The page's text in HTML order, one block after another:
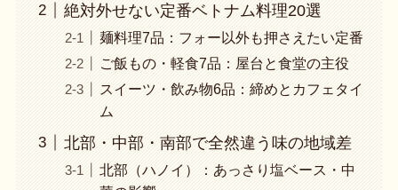
絶対外せない定番ベトナム料理20選
麺料理7品：フォー以外も押さえたい定番
ご飯もの・軽食7品：屋台と食堂の主役
スイーツ・飲み物6品：締めとカフェタイ
ム
北部・中部・南部で全然違う味の地域差
北部（ハノイ）：あっさり塩ベース・中